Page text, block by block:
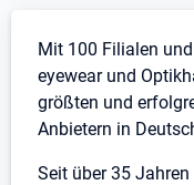
Mit 100 Filialen
eyewear und
größten und
Anbietern in
Seit über 35